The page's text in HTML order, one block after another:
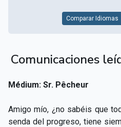
Comparar Idiomas
Comunicaciones
Médium: Sr. Pêcheur
Amigo mío, ¿no sabéis que
senda del progreso, tiene